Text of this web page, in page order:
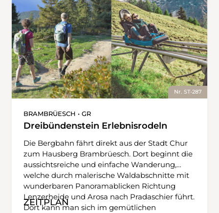
Nr. ST-287
BRAMBRÜESCH • GR
Dreibündenstein Erlebnisrodeln
Die Bergbahn fährt direkt aus der Stadt Chur
zum Hausberg Brambrüesch. Dort beginnt die
aussichtsreiche und einfache Wanderung,
welche durch malerische Waldabschnitte mit
wunderbaren Panoramablicken Richtung
Lenzerheide und Arosa nach Pradaschier führt.
Dort kann man sich im gemütlichen
ZEITPLAN